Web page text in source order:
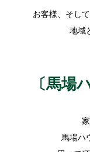
お客様、そし
地域
〔馬場
馬場ハ